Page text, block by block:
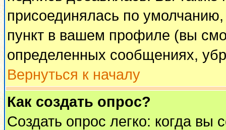
присоединялась по
пункт в вашем профиле (вы
определенных сообщениях,
Вернуться к началу
Как создать опрос?
Создать опрос легко: когда вы